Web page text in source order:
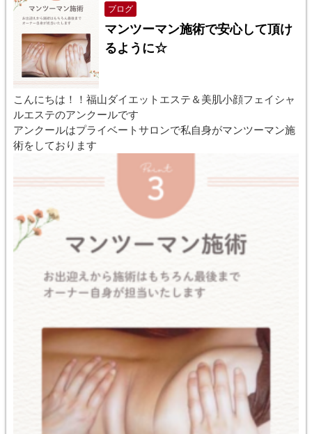
ブログ
マンツーマン施術で安心して頂け
るように☆
こんにちは！！福山ダイエットエステ＆美肌小顔フェイシャ
ルエステのアンクールです
アンクールはプライベートサロンで私自身がマンツーマン施
術をしております